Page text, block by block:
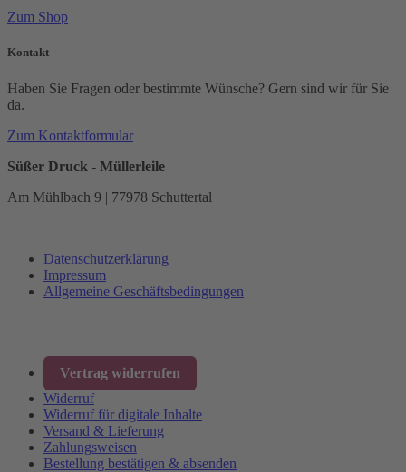
Zum Shop
Kontakt
Haben Sie Fragen oder bestimmte Wünsche? Gern sind wir für Sie
da.
Zum Kontaktformular
Süßer Druck - Müllerleile
Am Mühlbach 9 | 77978 Schuttertal
Datenschutzerklärung
Impressum
Allgemeine Geschäftsbedingungen
Vertrag widerrufen
Widerruf
Widerruf für digitale Inhalte
Versand & Lieferung
Zahlungsweisen
Bestellung bestätigen & absenden